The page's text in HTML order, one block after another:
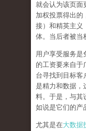
就会认为该页面
加权投票得出的
接）和精英主义
体。 当后者被当
用户享受服务是
的工资要来自于
台寻找到目标客
是精力和数据，
料。于是， 与其
如说是它们的产
尤其是在大数据